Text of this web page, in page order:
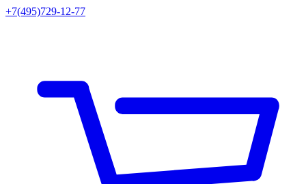
+7(495)729-12-77